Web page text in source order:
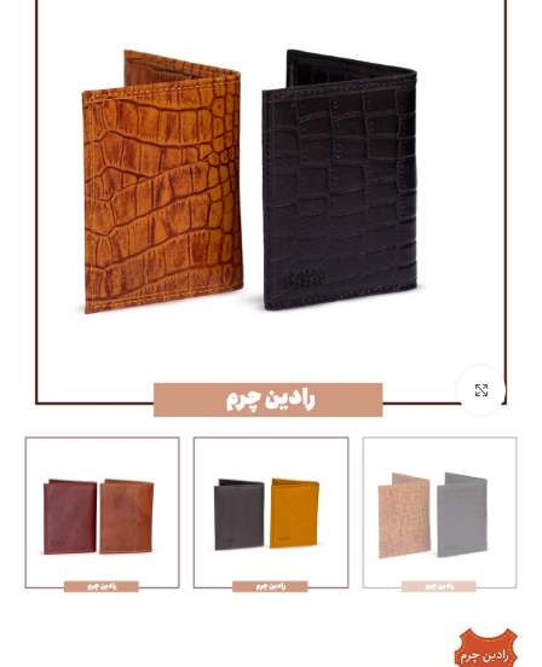
بزرگنمایی تصویر